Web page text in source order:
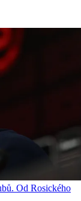
Od Rosického